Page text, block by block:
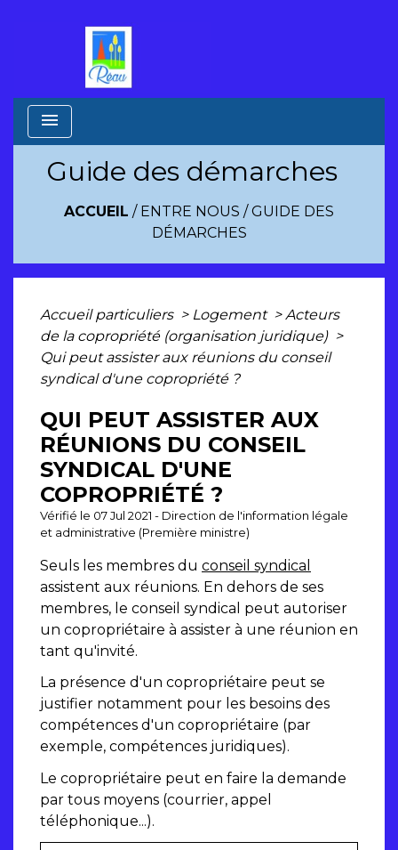
menu
Guide des démarches
ACCUEIL / ENTRE NOUS /GUIDE DES
DÉMARCHES
Accueil particuliers > Logement > Acteurs
de la copropriété (organisation juridique) >
Qui peut assister aux réunions du conseil
syndical d'une copropriété ?
QUI PEUT ASSISTER AUX
RÉUNIONS DU CONSEIL
SYNDICAL D'UNE
COPROPRIÉTÉ ?
Vérifié le 07 Jul 2021 - Direction de l'information légale
et administrative (Première ministre)
Seuls les membres du conseil syndical
assistent aux réunions. En dehors de ses
membres, le conseil syndical peut autoriser
un copropriétaire à assister à une réunion en
tant qu'invité.
La présence d'un copropriétaire peut se
justifier notamment pour les besoins des
compétences d'un copropriétaire (par
exemple, compétences juridiques).
Le copropriétaire peut en faire la demande
par tous moyens (courrier, appel
téléphonique...).